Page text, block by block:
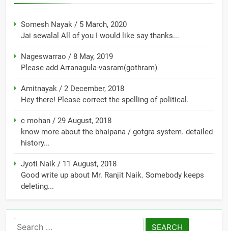
Somesh Nayak / 5 March, 2020
Jai sewalal All of you I would like say thanks...
Nageswarrao / 8 May, 2019
Please add Arranagula-vasram(gothram)
Amitnayak / 2 December, 2018
Hey there! Please correct the spelling of political.
c mohan / 29 August, 2018
know more about the bhaipana / gotgra system. detailed
history...
Jyoti Naik / 11 August, 2018
Good write up about Mr. Ranjit Naik. Somebody keeps
deleting...
Search